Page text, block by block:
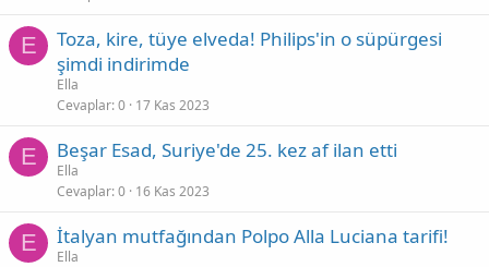
E
Toza, kire, tüye elveda! Philips'in o süpürgesi
şimdi indirimde
Ella
Cevaplar 0 17 Kas 2023
E Beşar Esad, Suriye'de 25. kez af ilan etti
Ella
Cevaplar 0 16 Kas 2023
E İtalyan mutfağından Polpo Alla Luciana tarifi!
Ella